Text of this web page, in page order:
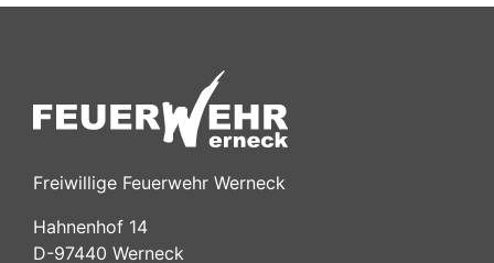
Freiwillige Feuerwehr Werneck
Hahnenhof 14
D-97440 Werneck